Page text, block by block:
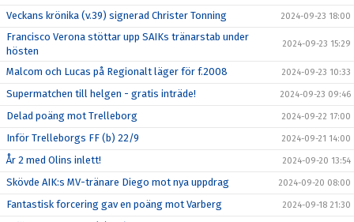
Veckans krönika (v.39) signerad Christer Tonning 2024-09-23 18:00
Francisco Verona stöttar upp SAIKs tränarstab under
hösten
2024-09-23 15:29
Malcom och Lucas på Regionalt läger för f.2008 2024-09-23 10:33
Supermatchen till helgen - gratis inträde! 2024-09-23 09:46
Delad poäng mot Trelleborg 2024-09-22 17:00
Inför Trelleborgs FF (b) 22/9 2024-09-21 14:00
År 2 med Olins inlett! 2024-09-20 13:54
Skövde AIK:s MV-tränare Diego mot nya uppdrag 2024-09-20 08:00
Fantastisk forcering gav en poäng mot Varberg 2024-09-18 21:30